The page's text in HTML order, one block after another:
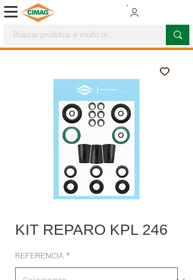
KIT REPARO KPL 246
REFERENCIA *